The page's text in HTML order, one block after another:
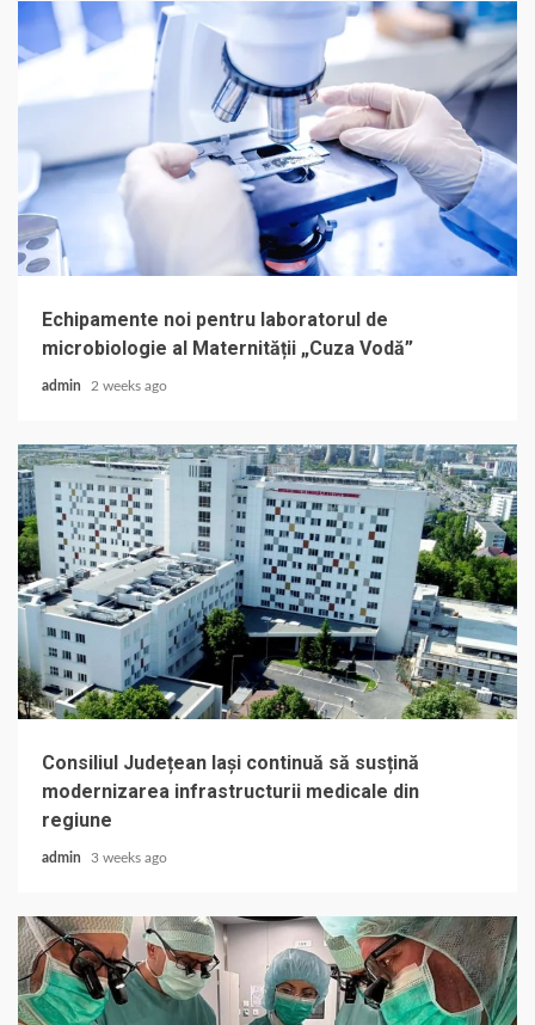
Echipamente noi pentru laboratorul de
microbiologie al Maternității „Cuza Vodă”
admin 2 weeks ago
Consiliul Județean Iași continuă să susțină
modernizarea infrastructurii medicale din
regiune
admin 3 weeks ago